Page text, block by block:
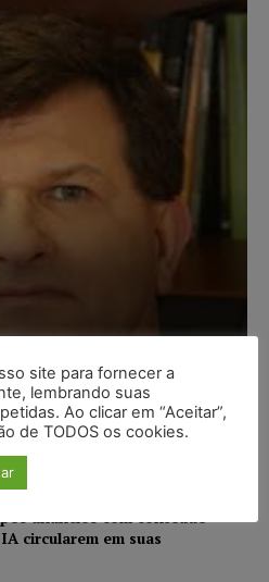
da taxa de
circularem em suas
site para fornecer a
lembrando suas
Ao clicar em “Aceitar”,
de TODOS os cookies.